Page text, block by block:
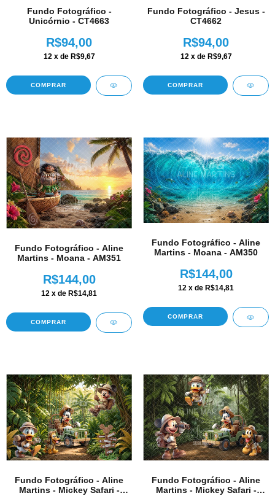
Fundo Fotográfico -
Unicórnio - CT4663
R$94,00
12 x de R$9,67
COMPRAR
Fundo Fotográfico - Jesus -
CT4662
R$94,00
12 x de R$9,67
COMPRAR
Fundo Fotográfico - Aline
Martins - Moana - AM351
R$144,00
12 x de R$14,81
COMPRAR
Fundo Fotográfico - Aline
Martins - Moana - AM350
R$144,00
12 x de R$14,81
COMPRAR
Fundo Fotográfico - Aline
Martins - Mickey Safari -
Fundo Fotográfico - Aline
Martins - Mickey Safari -